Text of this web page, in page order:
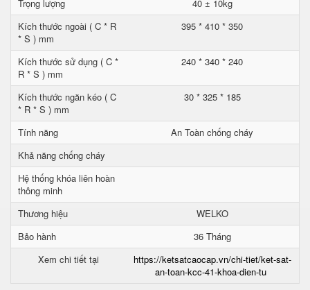
Trọng lượng
40 ± 10kg
Kích thước ngoài ( C * R
* S ) mm
395 * 410 * 350
Kích thước sử dụng ( C *
R * S ) mm
240 * 340 * 240
Kích thước ngăn kéo ( C
* R * S ) mm
30 * 325 * 185
Tính năng
An Toàn chống cháy
Khả năng chống cháy
Hệ thống khóa liên hoàn
thông minh
Thương hiệu
WELKO
Bảo hành
36 Tháng
Xem chi tiết tại
https://ketsatcaocap.vn/chi-tiet/ket-sat-
an-toan-kcc-41-khoa-dien-tu